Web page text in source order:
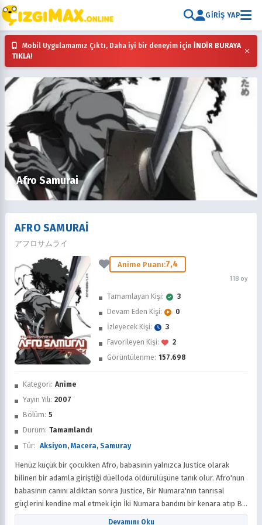
GIRIŞ YAP
Mobil Uygulamamız Çıktı, Daha iyi bir deneyim için İNDİR BURAYA
TIKLA!
×
Afro Samurai
İzledim
Favorilere Ekle
Sonra İzle
AFRO SAMURAI
アフロサムライ
Anime Puanı:7,4
118 oy
Kategori: Anime
Yayın Yılı: 2007
Bölüm: 5
Durum: Tamamlandı
Tür: Aksiyon, Macera, Samuray
Tamamlayan Kişi:
3
Devam Eden Kişi:
0
İzleyecek Kişi:
3
Favorileyen Kişi:
2
Görüntülenme: 157.698
Henüz küçük bir çocukken Afro, babasının yalnızca Justice olarak
bilinen bir adamla giriştiği düelloda öldürülüşüne tanık olur. Afro'nun
babasının canını aldıktan sonra Justice, Bir Numara'nın tanrısal
güçlerini kendine mal etmek için İki Numara bandını bir kenara atıp Bir
Numara'yı alır. Yıllar sonra, Bir Numara'ya meydan okuma hakkı veren
Devamını Oku